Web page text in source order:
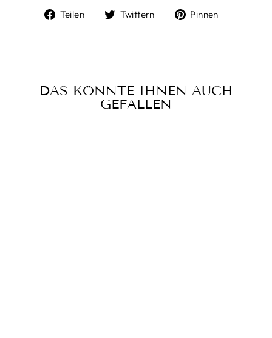
Teilen
Auf
Twittern
Auf
Pinnen
DAS KÖNNTE IHNEN AUCH
GEFALLEN